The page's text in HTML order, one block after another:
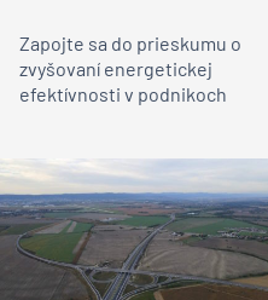
Zapojte sa do prieskumu o
zvyšovaní energetickej
efektívnosti v podnikoch